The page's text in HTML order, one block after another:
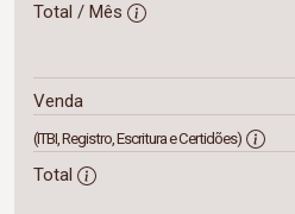
Total / Mês
Venda
(ITBI, Registro, Escritura e Certidões)
Total